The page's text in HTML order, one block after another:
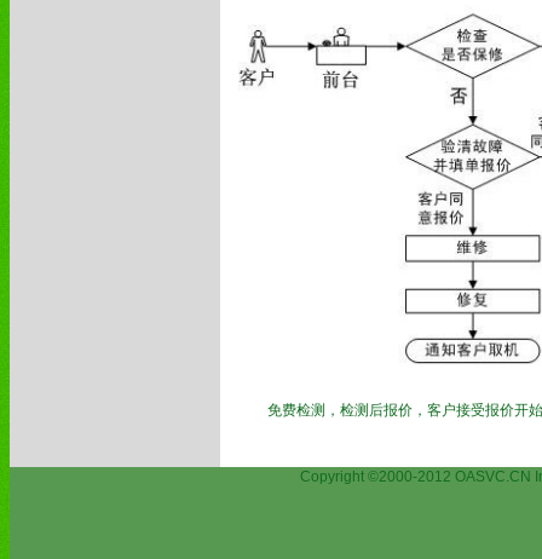
免费检测，检测后报价，客户接受报价开
Copyright ©2000-2012 OASVC.CN